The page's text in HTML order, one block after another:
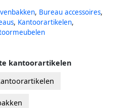
, Bureau accessoires,
, Kantoorartikelen,
kantoorartikelen